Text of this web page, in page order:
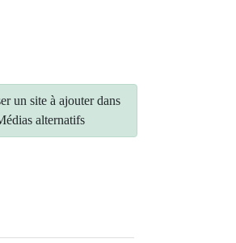
un site à ajouter dans
alternatifs